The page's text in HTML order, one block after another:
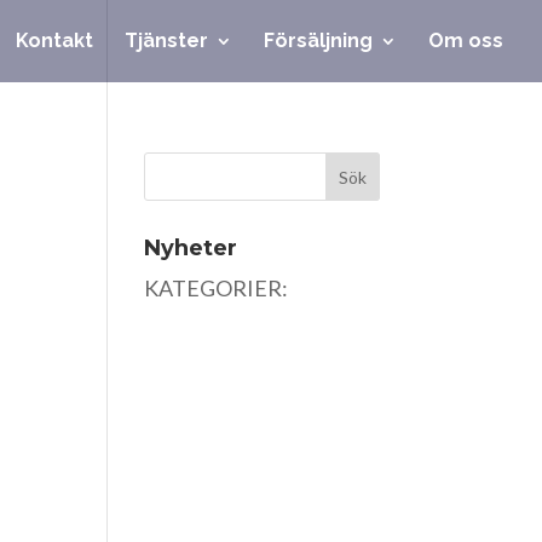
Kontakt Tjänster Försäljning Om oss
Nyheter
KATEGORIER: